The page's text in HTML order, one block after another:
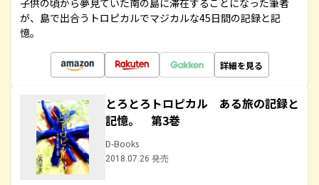
子供の頃から夢見ていた南の島に滞在することになった筆者
が、島で出合うトロピカルでマジカルな45日間の記録と記
憶。
詳細を見る
とろとろトロピカル ある旅の記録と
記憶。 第3巻
D-Books
2018.07.26 発売